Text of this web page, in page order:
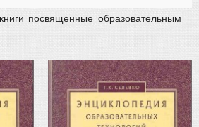
посвященные образовательным